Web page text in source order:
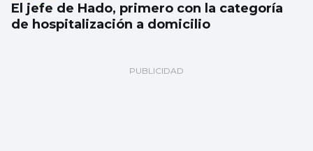
El jefe de Hado, primero con la categoría
de hospitalización a domicilio